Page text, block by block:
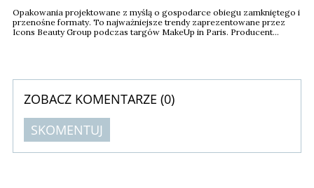
Opakowania projektowane z myślą o gospodarce obiegu zamkniętego i
przenośne formaty. To najważniejsze trendy zaprezentowane przez
Icons Beauty Group podczas targów MakeUp in Paris. Producent
ZOBACZ KOMENTARZE (0)
SKOMENTUJ